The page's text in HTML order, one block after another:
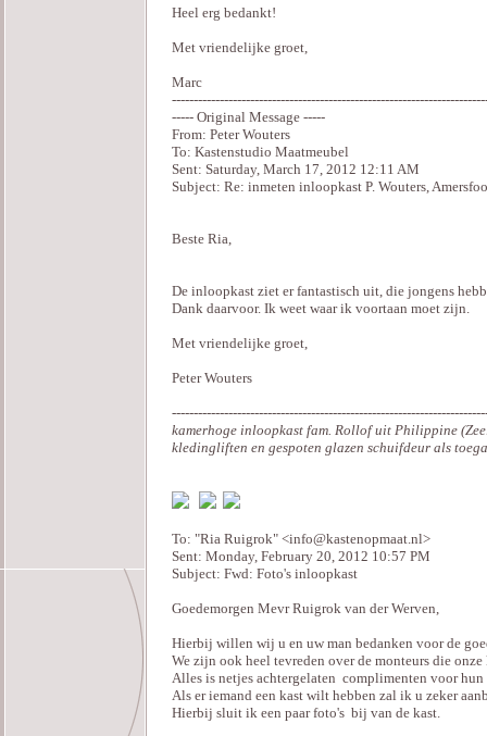
Heel erg bedankt!
Met vriendelijke groet,
Marc
----- Original Message -----
From: Peter Wouters
To: Kastenstudio Maatmeubel
Sent: Saturday, March 17, 2012 12:11 AM
Subject: Re: inmeten inloopkast P. Wouters,
Beste Ria,
De inloopkast ziet er fantastisch uit, die jongens
Dank daarvoor. Ik weet waar ik voortaan moet zijn.
Met vriendelijke groet,
Peter Wouters
kamerhoge inloopkast fam. Rollof uit Philippine
kledingliften en gespoten glazen schuifdeur als
To: "Ria Ruigrok" <info@kastenopmaat.nl>
Sent: Monday, February 20, 2012 10:57 PM
Subject: Fwd: Foto's inloopkast
Goedemorgen Mevr Ruigrok van der Werven,
Hierbij willen wij u en uw man bedanken voor de
We zijn ook heel tevreden over de monteurs die
Alles is netjes achtergelaten complimenten voor hun
Als er iemand een kast wilt hebben zal ik u zeker
Hierbij sluit ik een paar foto's bij van de kast.